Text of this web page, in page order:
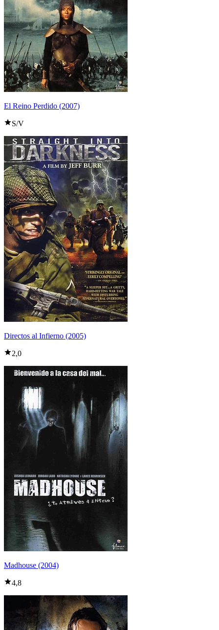
El Reino Perdido (2007)
S/V
Directos al Infierno (2005)
2,0
Madhouse (2004)
4,8